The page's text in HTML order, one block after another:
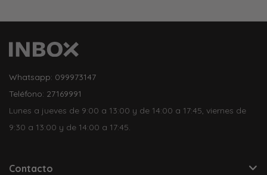
Whatsapp: 099973147
Teléfono: 27169991
Lunes a jueves de 9:00 a 13:00 y de 14:00 a 17:45, viernes de
9:30 a 13:00 y de 14:00 a 17:45.
Contacto